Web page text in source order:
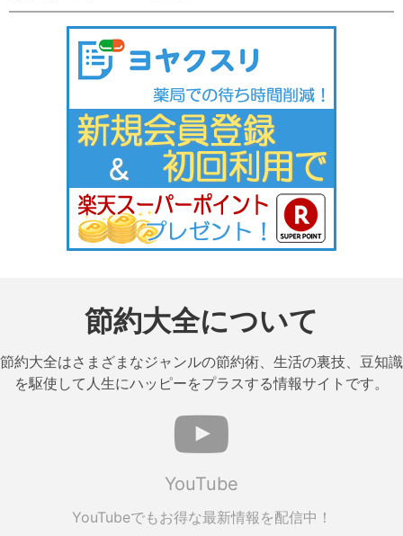
節約大全について
節約大全はさまざまなジャンルの節約術、生活の裏技、豆知識
を駆使して人生にハッピーをプラスする情報サイトです。
YouTube
YouTubeでもお得な最新情報を配信中！